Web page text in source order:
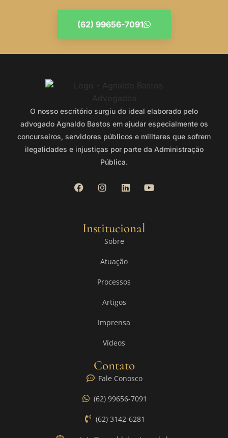
(62) 99656-7091
O nosso escritório surgiu do ideal elaborado pelo
advogado Agnaldo Bastos em ajudar especialmente os
concurseiros, servidores públicos e militares que sofrem
ilegalidades e injustiças por parte da Administração
Pública.
Institucional
Sobre
Atuação
Processos
Artigos
Imprensa
Vídeos
Contato
Fale Conosco
(62) 99656-7091
(62) 3142-6281